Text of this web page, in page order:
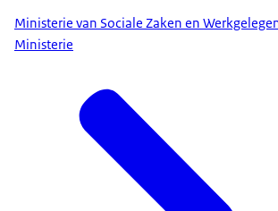
Ministerie van Sociale Zaken en
Ministerie